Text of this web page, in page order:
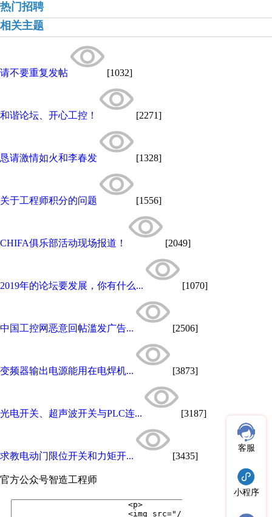
热门招聘
相关主题
请不要重复发帖 [1032]
和谐论坛、开心工控！ [2271]
恳请激情如火和李春发 [1328]
关于工程师积分的问题 [1556]
CHIFA俱乐部活动现场报道！ [2049]
2019年的论坛要发展，你有什么... [1070]
中国工控网恶意回帖滥发广告... [2506]
变频器输出电源能用在电焊机... [3873]
光电开关、超声波开关与PLC连... [3187]
求教电动门限位开关和力矩开... [3435]
官方公众号智造工程师
客服
小程序